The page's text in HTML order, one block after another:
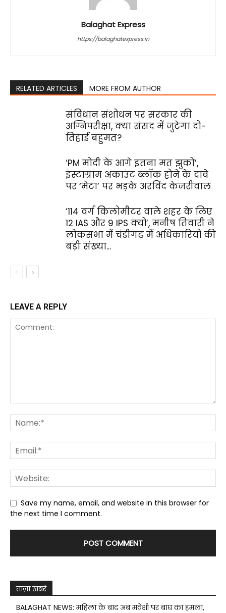
Balaghat Express
https://balaghatexpress.in
RELATED ARTICLES MORE FROM AUTHOR
संविधान संशोधन पर सरकार की
अग्निपरीक्षा, क्या संसद में जुटेगा दो-
तिहाई बहुमत?
‘PM मोदी के आगे इतना मत झुको’,
इंस्टाग्राम अकाउंट ब्लॉक होने के दावे
पर ‘मेटा’ पर भड़के अरविंद केजरीवाल
‘114 वर्ग किलोमीटर वाले शहर के लिए
12 IAS और 9 IPS क्यों’, मनीष तिवारी ने
लोकसभा में चंडीगढ़ में अधिकारियों की
बड़ी संख्या...
LEAVE A REPLY
Save my name, email, and website in this browser for
the next time I comment.
ताज़ा खबरे
BALAGHAT NEWS: महिला के बाद अब मवेशी पर बाघ का हमला,